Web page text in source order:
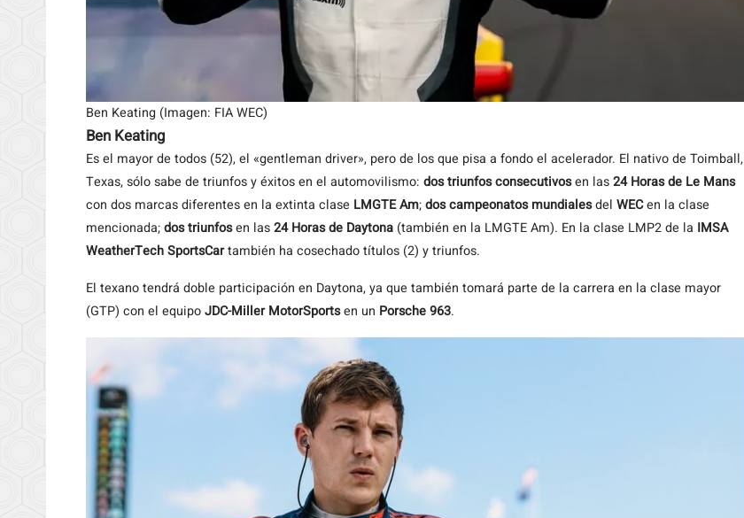
Ben Keating (Imagen: FIA WEC)
Ben Keating
Es el mayor de todos (52), el «gentleman driver», pero de los que pisa a fondo el acelerador. El nativo de Toimball,
Texas, sólo sabe de triunfos y éxitos en el automovilismo: dos triunfos consecutivosen las24 Horas de Le Mans
con dos marcas diferentes en la extinta clase LMGTE Am;dos campeonatos mundialesdel WECen la clase
mencionada;dos triunfosen las24 Horas de Daytona (también en la LMGTE Am). En la clase LMP2 de la IMSA
WeatherTech SportsCartambién ha cosechado títulos (2) y triunfos.
El texano tendrá doble participación en Daytona, ya que también tomará parte de la carrera en la clase mayor
(GTP) con el equipoJDC-Miller MotorSportsen un Porsche 963.